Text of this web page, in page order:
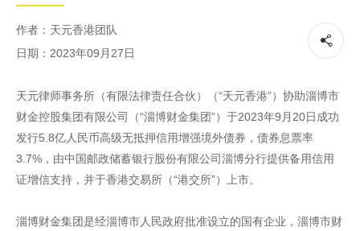
作者：天元香港团队
日期：2023年09月27日
天元律师事务所（有限法律责任合伙）（“天元香港”）协助淄博市
财金控股集团有限公司（“淄博财金集团”）于2023年9月20日成功
发行5.8亿人民币高级无抵押信用增强境外债券，债券息票率
3.7%，由中国邮政储蓄银行股份有限公司淄博分行提供备用信用
证增信支持，并于香港交易所（“港交所”）上市。
淄博财金集团是经淄博市人民政府批准设立的国有企业，淄博市财